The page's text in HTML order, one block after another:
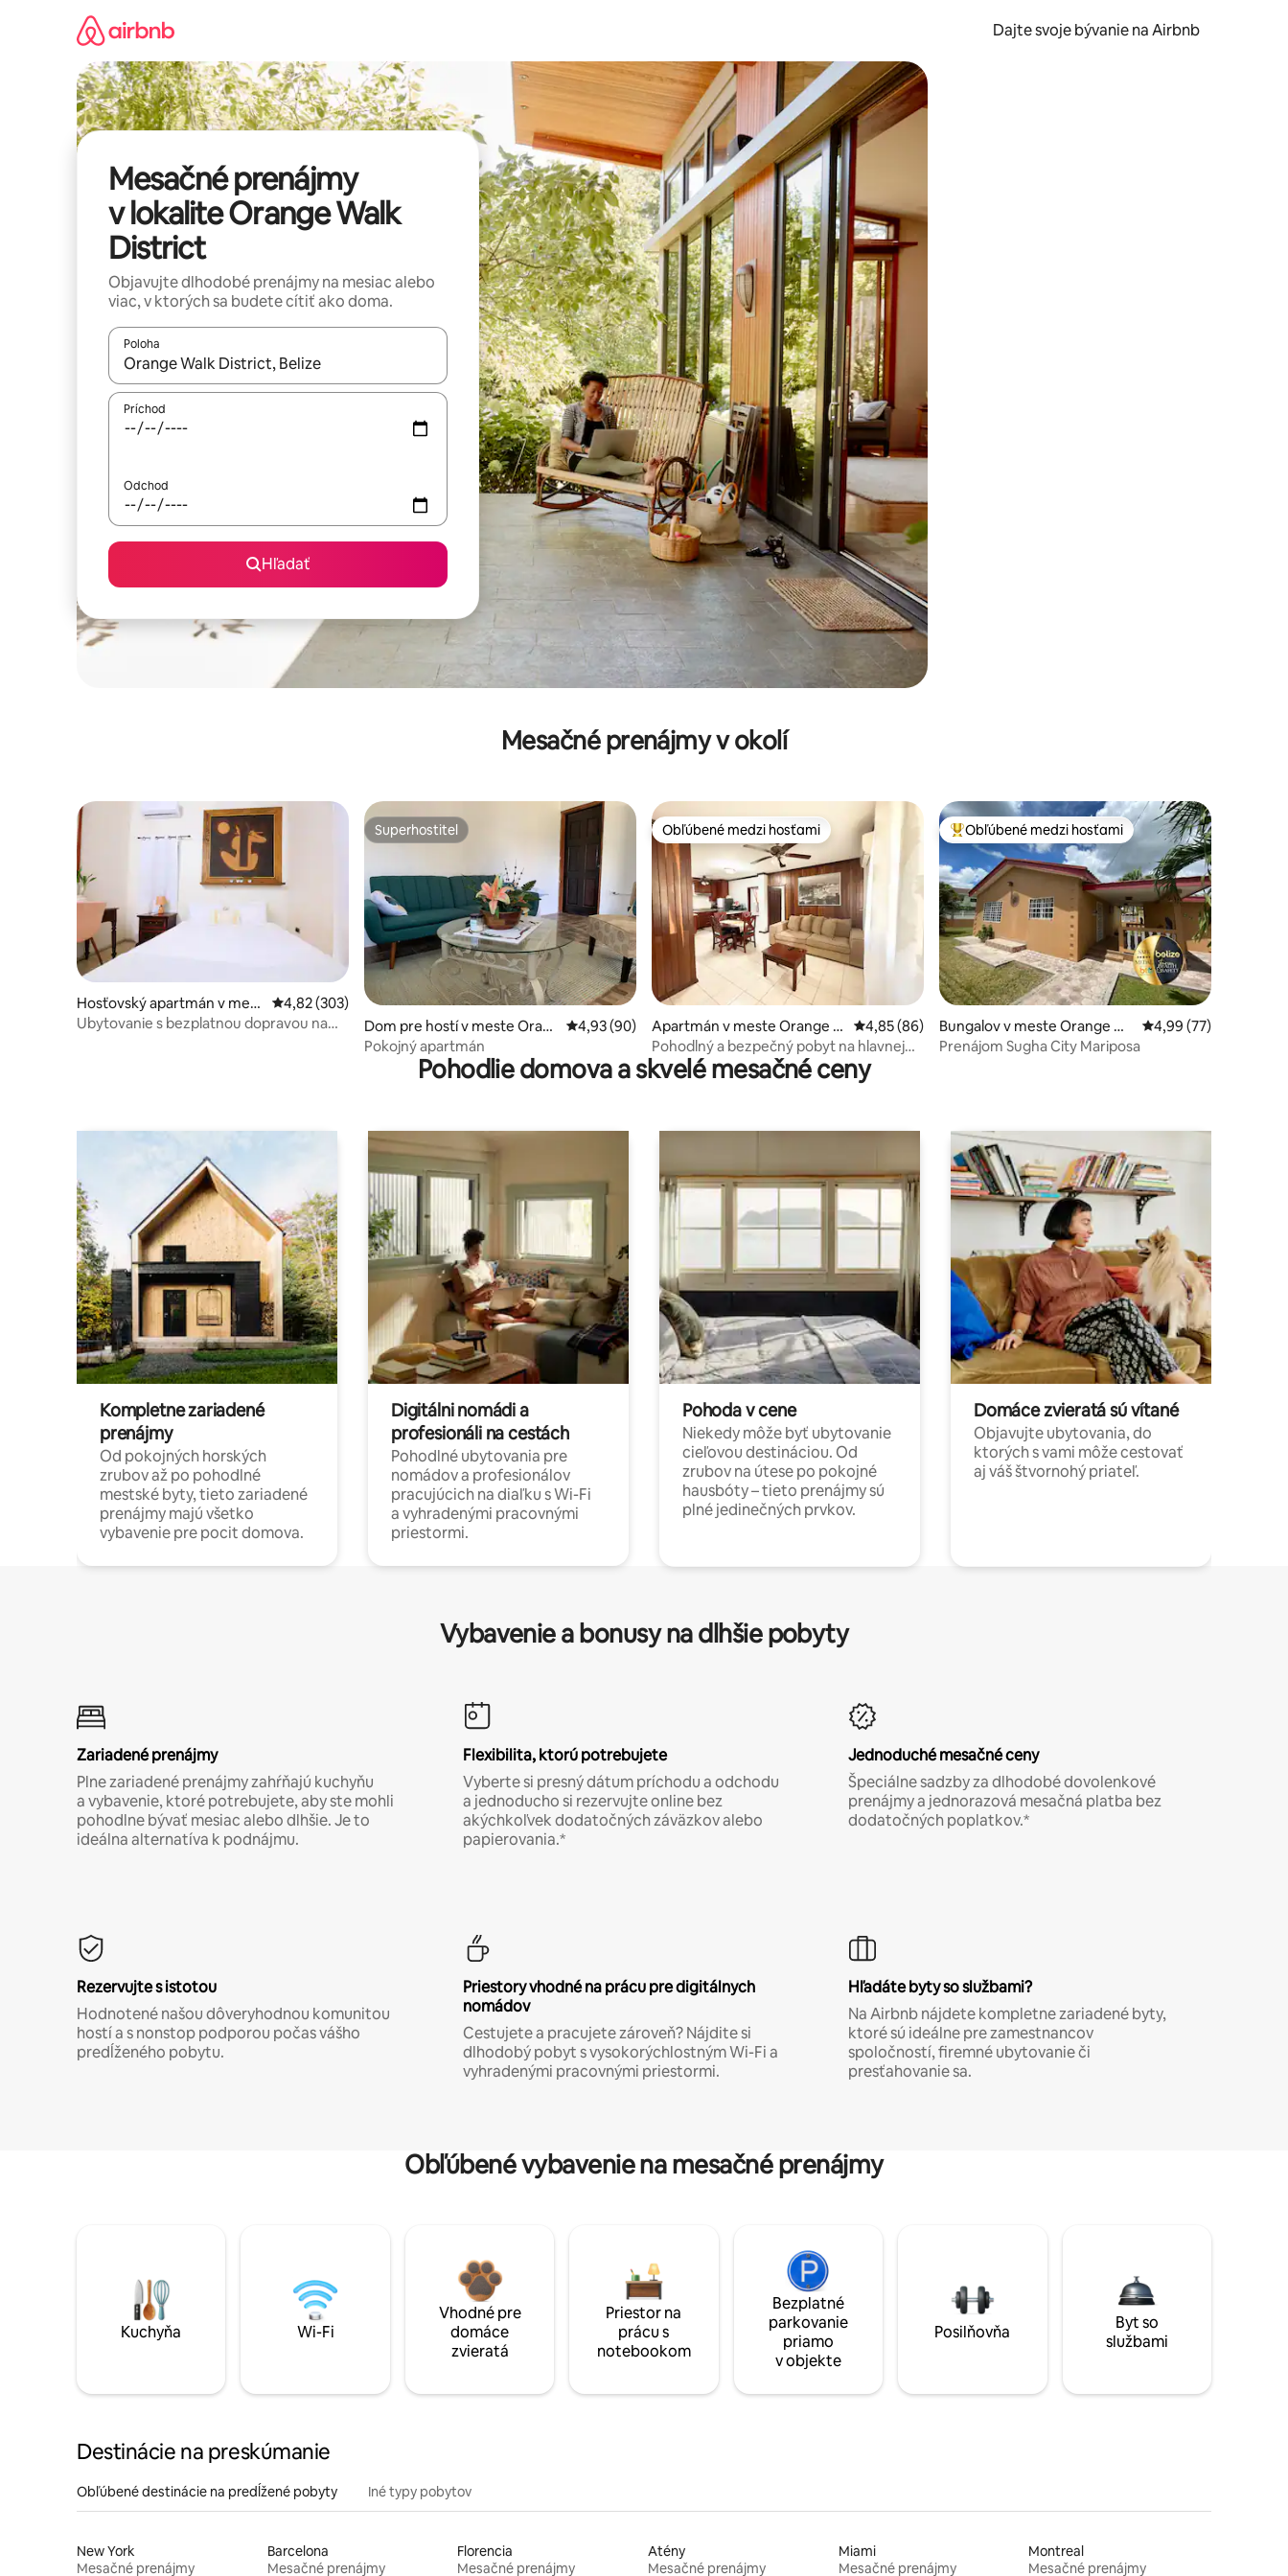
Dajte svoje bývanie na Airbnb
Mesačné prenájmy
v lokalite Orange Walk
District
Objavujte dlhodobé prenájmy na mesiac alebo
viac, v ktorých sa budete cítiť ako doma.
Poloha
Keď budú výsledky k dispozícii, môžete si ich prechádzať pomocou klávesov so šípkami nahor a nadol alebo ich preskúmať pomocou dotykových gest či potiahnutia prstom.
Príchod
Odchod
Hľadať
Mesačné prenájmy v okolí
Hosťovský apartmán v mest
e Ladyville
Priemerné ohodnotenie 4,82 z 5, počet hodnotení: 303
4,82 (303)
Ubytovanie s bezplatnou dopravou na
Superhostiteľ
Superhostiteľ
Dom pre hostí v meste Oran
ge Walk
Priemerné ohodnotenie 4,93 z 5, počet hodnotení: 90
4,93 (90)
Pokojný apartmán
Obľúbené medzi hosťami
Obľúbené medzi hosťami
Apartmán v meste Orange W
alk
Priemerné ohodnotenie 4,85 z 5, počet hodnotení: 86
4,85 (86)
Pohodlný a bezpečný pobyt na hlavnej
ulici.
Najobľúbenejšie medzi hosťami
Obľúbené medzi hosťami
Bungalov v meste Orange Wa
lk
Priemerné
4,99 (77)
Prenájom Sugha City Mariposa
Pohodlie domova a skvelé mesačné ceny
Kompletne zariadené
prenájmy
Od pokojných horských
zrubov až po pohodlné
mestské byty, tieto zariadené
prenájmy majú všetko
vybavenie pre pocit domova.
Digitálni nomádi a
profesionáli na cestách
Pohodlné ubytovania pre
nomádov a profesionálov
pracujúcich na diaľku s Wi-Fi
a vyhradenými pracovnými
priestormi.
Pohoda v cene
Niekedy môže byť ubytovanie
cieľovou destináciou. Od
zrubov na útese po pokojné
hausbóty – tieto prenájmy sú
plné jedinečných prvkov.
Domáce zvieratá sú vítané
Objavujte ubytovania, do
ktorých s vami môže cestovať
aj váš štvornohý priateľ.
Vybavenie a bonusy na dlhšie pobyty
Zariadené prenájmy
Plne zariadené prenájmy zahŕňajú kuchyňu
a vybavenie, ktoré potrebujete, aby ste mohli
pohodlne bývať mesiac alebo dlhšie. Je to
ideálna alternatíva k podnájmu.
Flexibilita, ktorú potrebujete
Vyberte si presný dátum príchodu a odchodu
a jednoducho si rezervujte online bez
akýchkoľvek dodatočných záväzkov alebo
papierovania.*
Jednoduché mesačné ceny
Špeciálne sadzby za dlhodobé dovolenkové
prenájmy a jednorazová mesačná platba bez
dodatočných poplatkov.*
Rezervujte s istotou
Hodnotené našou dôveryhodnou komunitou
hostí a s nonstop podporou počas vášho
predĺženého pobytu.
Priestory vhodné na prácu pre digitálnych
nomádov
Cestujete a pracujete zároveň? Nájdite si
dlhodobý pobyt s vysokorýchlostným Wi-Fi a
vyhradenými pracovnými priestormi.
Hľadáte byty so službami?
Na Airbnb nájdete kompletne zariadené byty,
ktoré sú ideálne pre zamestnancov
spoločností, firemné ubytovanie či
presťahovanie sa.
Obľúbené vybavenie na mesačné prenájmy
Kuchyňa Wi-Fi
Vhodné pre
domáce
zvieratá
Priestor na
prácu s
notebookom
Bezplatné
parkovanie
priamo
v objekte
Posilňovňa
Byt so
službami
Destinácie na preskúmanie
Obľúbené destinácie na predĺžené pobyty Iné typy pobytov
New York
Mesačné prenájmy
Barcelona
Mesačné prenájmy
Florencia
Mesačné prenájmy
Atény
Mesačné prenájmy
Miami
Mesačné prenájmy
Montreal
Mesačné prenájmy